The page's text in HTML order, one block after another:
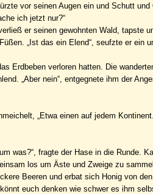
vor seinen Augen ein und Schutt und
ich jetzt nur?“
er seinen gewohnten Wald, tapste
„Ist das ein Elend“, seufzte er ein
Erdbeben verloren hatten. Die
„Aber nein“, entgegnete ihm der
„Etwa einen auf jedem Kontinent.
was?“, fragte der Hase in die Runde.
los um Äste und Zweige zu
Beeren und erbat sich Honig von
euch denken wie schwer es ihm